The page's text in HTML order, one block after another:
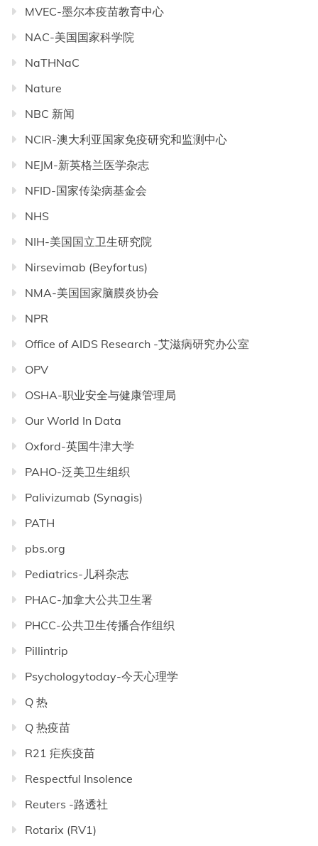
MVEC-墨尔本疫苗教育中心
NAC-美国国家科学院
NaTHNaC
Nature
NBC 新闻
NCIR-澳大利亚国家免疫研究和监测中心
NEJM-新英格兰医学杂志
NFID-国家传染病基金会
NHS
NIH-美国国立卫生研究院
Nirsevimab (Beyfortus)
NMA-美国国家脑膜炎协会
NPR
Office of AIDS Research -艾滋病研究办公室
OPV
OSHA-职业安全与健康管理局
Our World In Data
Oxford-英国牛津大学
PAHO-泛美卫生组织
Palivizumab (Synagis)
PATH
pbs.org
Pediatrics-儿科杂志
PHAC-加拿大公共卫生署
PHCC-公共卫生传播合作组织
Pillintrip
Psychologytoday-今天心理学
Q 热
Q 热疫苗
R21 疟疾疫苗
Respectful Insolence
Reuters -路透社
Rotarix (RV1)